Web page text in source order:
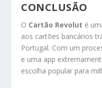
CONCLUSÃO
O Cartão Revolut é
aos cartões bancários
Portugal. Com um
e uma app
escolha popular para